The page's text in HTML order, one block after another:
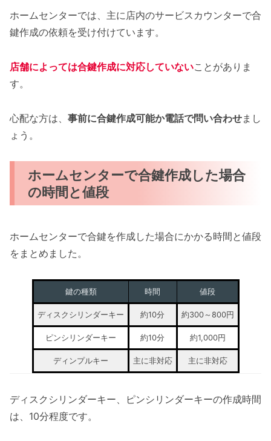
ホームセンターでは、主に店内のサービスカウンターで合
鍵作成の依頼を受け付けています。
店舗によっては合鍵作成に対応していないことがありま
す。
心配な方は、 事前に合鍵作成可能か電話で問い合わせまし
ょう。
ホームセンターで合鍵作成した場合
の時間と値段
ホームセンターで合鍵を作成した場合にかかる時間と値段
をまとめました。
鍵の種類 時間 値段
ディスクシリンダーキー 約10分 約300～800円
ピンシリンダーキー 約10分 約1,000円
ディンプルキー 主に非対応 主に非対応
ディスクシリンダーキー、ピンシリンダーキーの作成時間
は、10分程度です。